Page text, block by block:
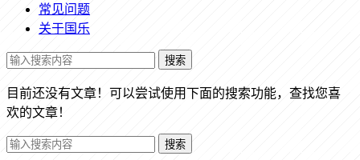
常见问题
关于国乐
搜索
目前还没有文章！可以尝试使用下面的搜索功能，查找您喜
欢的文章！
搜索